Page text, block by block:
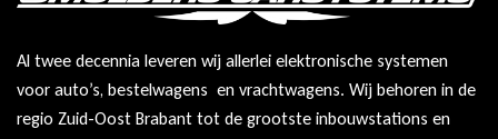
Al twee decennia leveren wij allerlei elektronische systemen
voor auto’s, bestelwagens en vrachtwagens. Wij behoren in de
regio Zuid-Oost Brabant tot de grootste inbouwstations en